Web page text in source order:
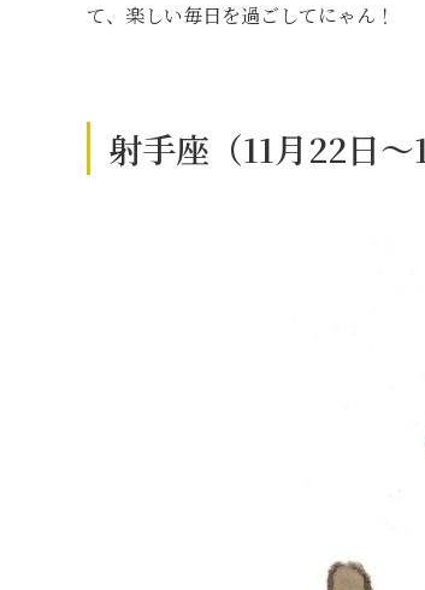
て、楽しい毎日を過ごしてにゃん！
射手座（11月22日